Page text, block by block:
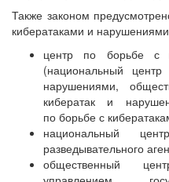
Также законом
кибератаками и
центр по борьбе с
(национальный
нарушениями,
кибератак и
по борьбе с
национальный
разведывательного
общественный